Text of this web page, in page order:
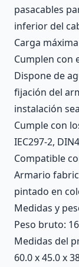
pasacables
inferior del
Carga
Cumplen con
Dispone de
fijación del
instalación
Cumple con
IEC297-2,
Compatible
Armario
pintado en
Medidas y
Peso bruto:
Medidas del
60.0 x 45.0 x